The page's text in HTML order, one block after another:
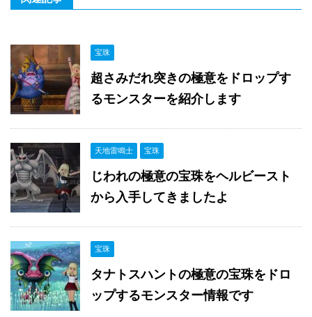
宝珠
超さみだれ突きの極意をドロップす
るモンスターを紹介します
天地雷鳴士 宝珠
じわれの極意の宝珠をヘルビースト
から入手してきましたよ
宝珠
タナトスハントの極意の宝珠をドロ
ップするモンスター情報です